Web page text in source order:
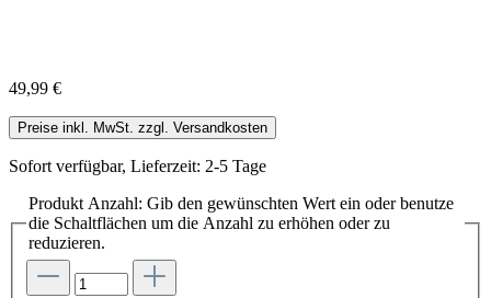
49,99 €
Preise inkl. MwSt. zzgl. Versandkosten
Sofort verfügbar, Lieferzeit: 2-5 Tage
Produkt Anzahl: Gib den gewünschten Wert ein oder benutze
die Schaltflächen um die Anzahl zu erhöhen oder zu
reduzieren.